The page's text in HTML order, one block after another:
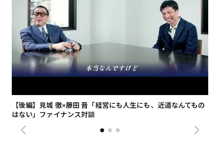
【後編】見城 徹×藤田 晋「経営にも人生にも、近道なんてもの
はない」ファイナンス対談